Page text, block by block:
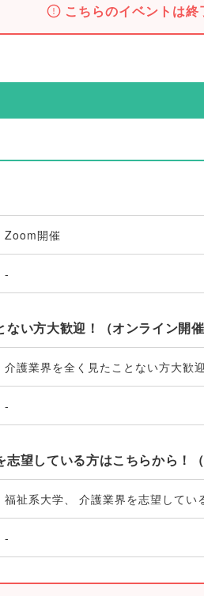
こちらのイベントは終
Zoom開催
-
い方大歓迎！（オンライン開催
介護業界を全く見たことない方大歓迎
-
望している方はこちらから！
福祉系大学 介護業界を志望してい
-